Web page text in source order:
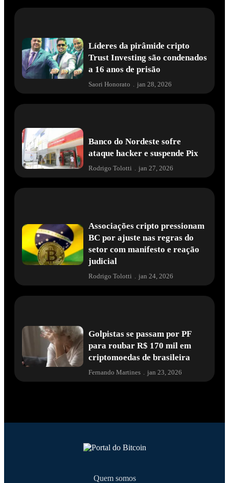
Líderes da pirâmide cripto
Trust Investing são condenados
a 16 anos de prisão
Saori Honorato jan 28, 2026
Banco do Nordeste sofre
ataque hacker e suspende Pix
Rodrigo Tolotti . jan 27, 2026
Associações cripto pressionam
BC por ajuste nas regras do
setor com manifesto e reação
judicial
Rodrigo Tolotti . jan 24, 2026
Golpistas se passam por PF
para roubar R$ 170 mil em
criptomoedas de brasileira
Fernando Martines jan 23, 2026
Quem somos